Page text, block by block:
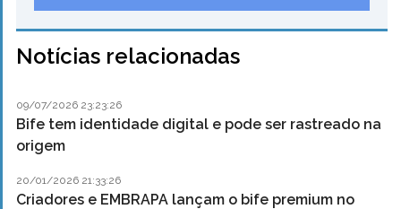
Notícias relacionadas
09/07/2026 23:23:26
Bife tem identidade digital e pode ser rastreado na
origem
20/01/2026 21:33:26
Criadores e EMBRAPA lançam o bife premium no